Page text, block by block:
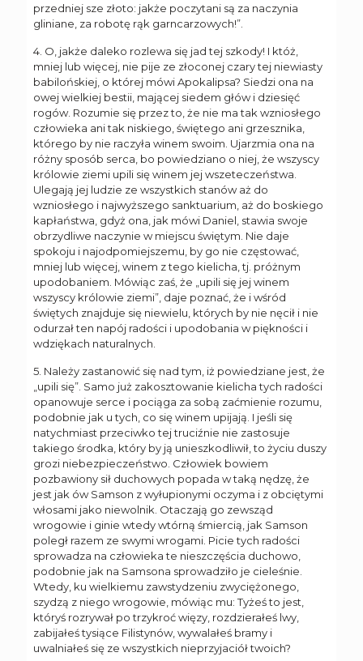
przedniej sze złoto: jakże poczytani są za naczynia
gliniane, za robotę rąk garncarzowych!”.
4. O, jakże daleko rozlewa się jad tej szkody! I któż,
mniej lub więcej, nie pije ze złoconej czary tej niewiasty
babilońskiej, o której mówi Apokalipsa? Siedzi ona na
owej wielkiej bestii, mającej siedem głów i dziesięć
rogów. Rozumie się przez to, że nie ma tak wzniosłego
człowieka ani tak niskiego, świętego ani grzesznika,
którego by nie raczyła winem swoim. Ujarzmia ona na
różny sposób serca, bo powiedziano o niej, że wszyscy
królowie ziemi upili się winem jej wszeteczeństwa.
Ulegają jej ludzie ze wszystkich stanów aż do
wzniosłego i najwyższego sanktuarium, aż do boskiego
kapłaństwa, gdyż ona, jak mówi Daniel, stawia swoje
obrzydliwe naczynie w miejscu świętym. Nie daje
spokoju i najodpomiejszemu, by go nie częstować,
mniej lub więcej, winem z tego kielicha, tj. próżnym
upodobaniem. Mówiąc zaś, że „upili się jej winem
wszyscy królowie ziemi”, daje poznać, że i wśród
świętych znajduje się niewielu, których by nie nęcił i nie
odurzał ten napój radości i upodobania w piękności i
wdziękach naturalnych.
5. Należy zastanowić się nad tym, iż powiedziane jest, że
„upili się”. Samo już zakosztowanie kielicha tych radości
opanowuje serce i pociąga za sobą zaćmienie rozumu,
podobnie jak u tych, co się winem upijają. I jeśli się
natychmiast przeciwko tej truciźnie nie zastosuje
takiego środka, który by ją unieszkodliwił, to życiu duszy
grozi niebezpieczeństwo. Człowiek bowiem
pozbawiony sił duchowych popada w taką nędzę, że
jest jak ów Samson z wyłupionymi oczyma i z obciętymi
włosami jako niewolnik. Otaczają go zewsząd
wrogowie i ginie wtedy wtórną śmiercią, jak Samson
poległ razem ze swymi wrogami. Picie tych radości
sprowadza na człowieka te nieszczęścia duchowo,
podobnie jak na Samsona sprowadziło je cieleśnie.
Wtedy, ku wielkiemu zawstydzeniu zwyciężonego,
szydzą z niego wrogowie, mówiąc mu: Tyżeś to jest,
któryś rozrywał po trzykroć więzy, rozdzierałeś lwy,
zabijałeś tysiące Filistynów, wywalałeś bramy i
uwalniałeś się ze wszystkich nieprzyjaciół twoich?